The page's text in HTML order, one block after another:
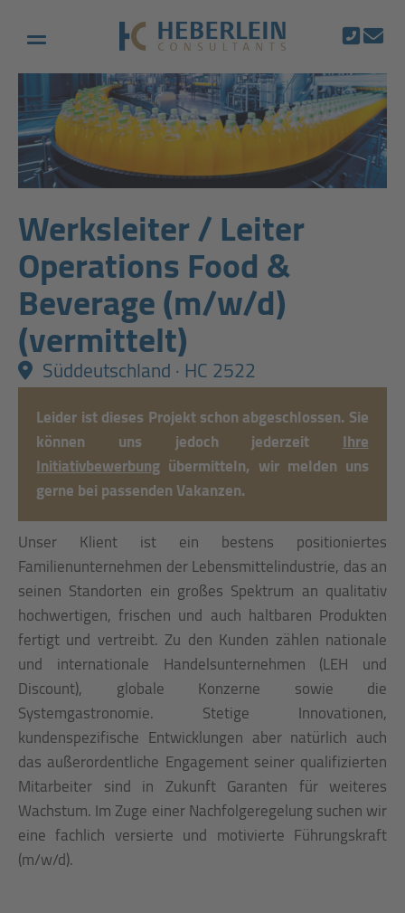
Werksleiter / Leiter
Operations Food &
Beverage (m/w/d)
(vermittelt)
Süddeutschland · HC 2522
Leider ist dieses Projekt schon abgeschlossen. Sie
können uns jedoch jederzeit Ihre
Initiativbewerbung übermitteln, wir melden uns
gerne bei passenden Vakanzen.
Unser Klient ist ein bestens positioniertes
Familienunternehmen der Lebensmittelindustrie, das an
seinen Standorten ein großes Spektrum an qualitativ
hochwertigen, frischen und auch haltbaren Produkten
fertigt und vertreibt. Zu den Kunden zählen nationale
und internationale Handelsunternehmen (LEH und
Discount), globale Konzerne sowie die
Systemgastronomie. Stetige Innovationen,
kundenspezifische Entwicklungen aber natürlich auch
das außerordentliche Engagement seiner qualifizierten
Mitarbeiter sind in Zukunft Garanten für weiteres
Wachstum. Im Zuge einer Nachfolgeregelung suchen wir
eine fachlich versierte und motivierte Führungskraft
(m/w/d).